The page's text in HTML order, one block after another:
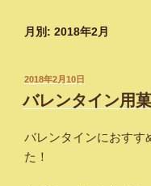
月別: 2018年2月
投
日:
2018年2月10日
バレンタイン用
バレンタインにおすす
た！